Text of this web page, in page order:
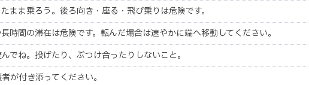
まま乗ろう。後ろ向き・座る・飛び乗りは危険です。
時間の滞在は危険です。転んだ場合は速やかに端へ移動してください。
でね。投げたり、ぶつけ合ったりしないこと。
が付き添ってください。